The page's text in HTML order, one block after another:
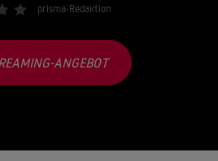
prisma-Redaktion
ANGEBOT